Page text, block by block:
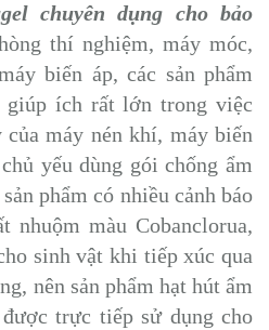
chuyên dụng cho bảo
thí nghiệm, máy móc,
biến áp, các sản phẩm
giúp ích rất lớn trong việc
máy nén khí, máy biến
yếu dùng gói chống ẩm
phẩm có nhiều cảnh báo
nhuộm màu Cobanclorua,
sinh vật khi tiếp xúc qua
nên sản phẩm hạt hút ẩm
trực tiếp sử dụng cho